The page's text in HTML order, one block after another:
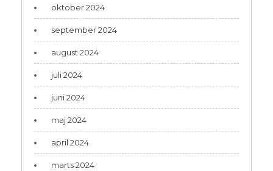
oktober 2024
september 2024
august 2024
juli 2024
juni 2024
maj 2024
april 2024
marts 2024